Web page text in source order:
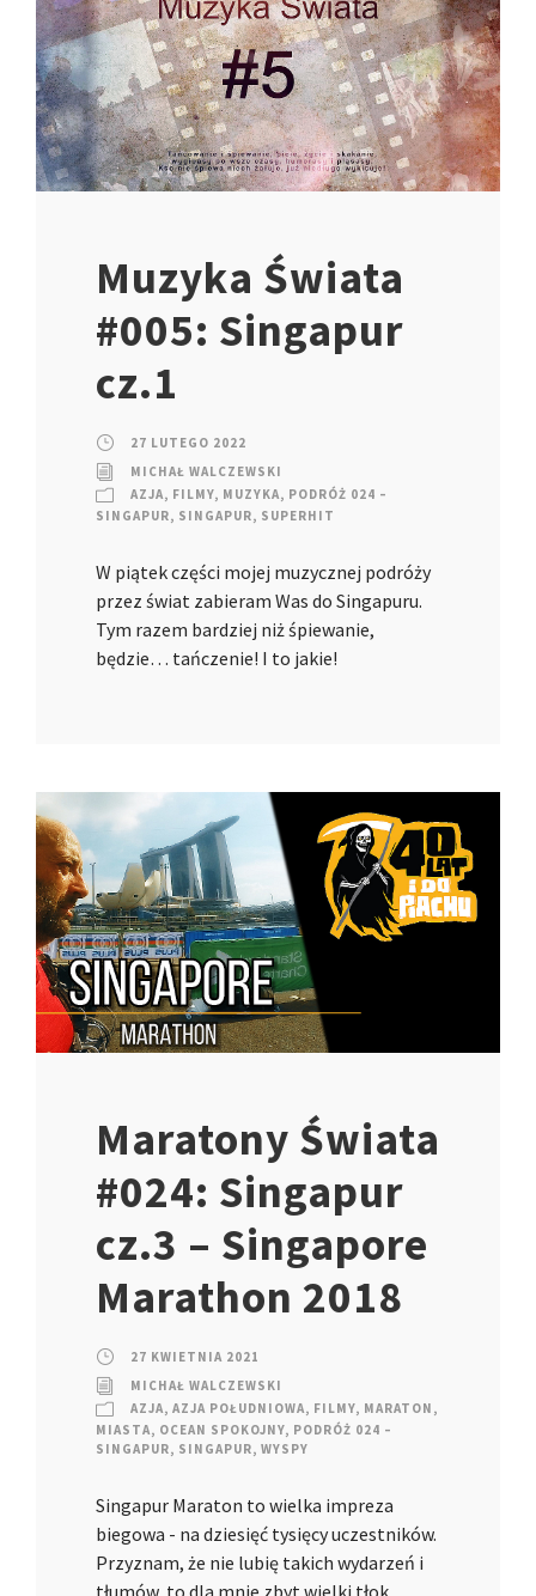
Muzyka Świata
#005: Singapur
cz.1
27 LUTEGO 2022
MICHAŁ WALCZEWSKI
AZJA, FILMY, MUZYKA, PODRÓŻ 024 –
SINGAPUR, SINGAPUR, SUPERHIT
W piątek części mojej muzycznej podróży
przez świat zabieram Was do Singapuru.
Tym razem bardziej niż śpiewanie,
będzie… tańczenie! I to jakie!
Maratony Świata
#024: Singapur
cz.3 – Singapore
Marathon 2018
27 KWIETNIA 2021
MICHAŁ WALCZEWSKI
AZJA, AZJA POŁUDNIOWA, FILMY, MARATON ,
MIASTA, OCEAN SPOKOJNY, PODRÓŻ 024 –
SINGAPUR, SINGAPUR, WYSPY
Singapur Maraton to wielka impreza
biegowa - na dziesięć tysięcy uczestników.
Przyznam, że nie lubię takich wydarzeń i
tłumów, to dla mnie zbyt wielki tłok…